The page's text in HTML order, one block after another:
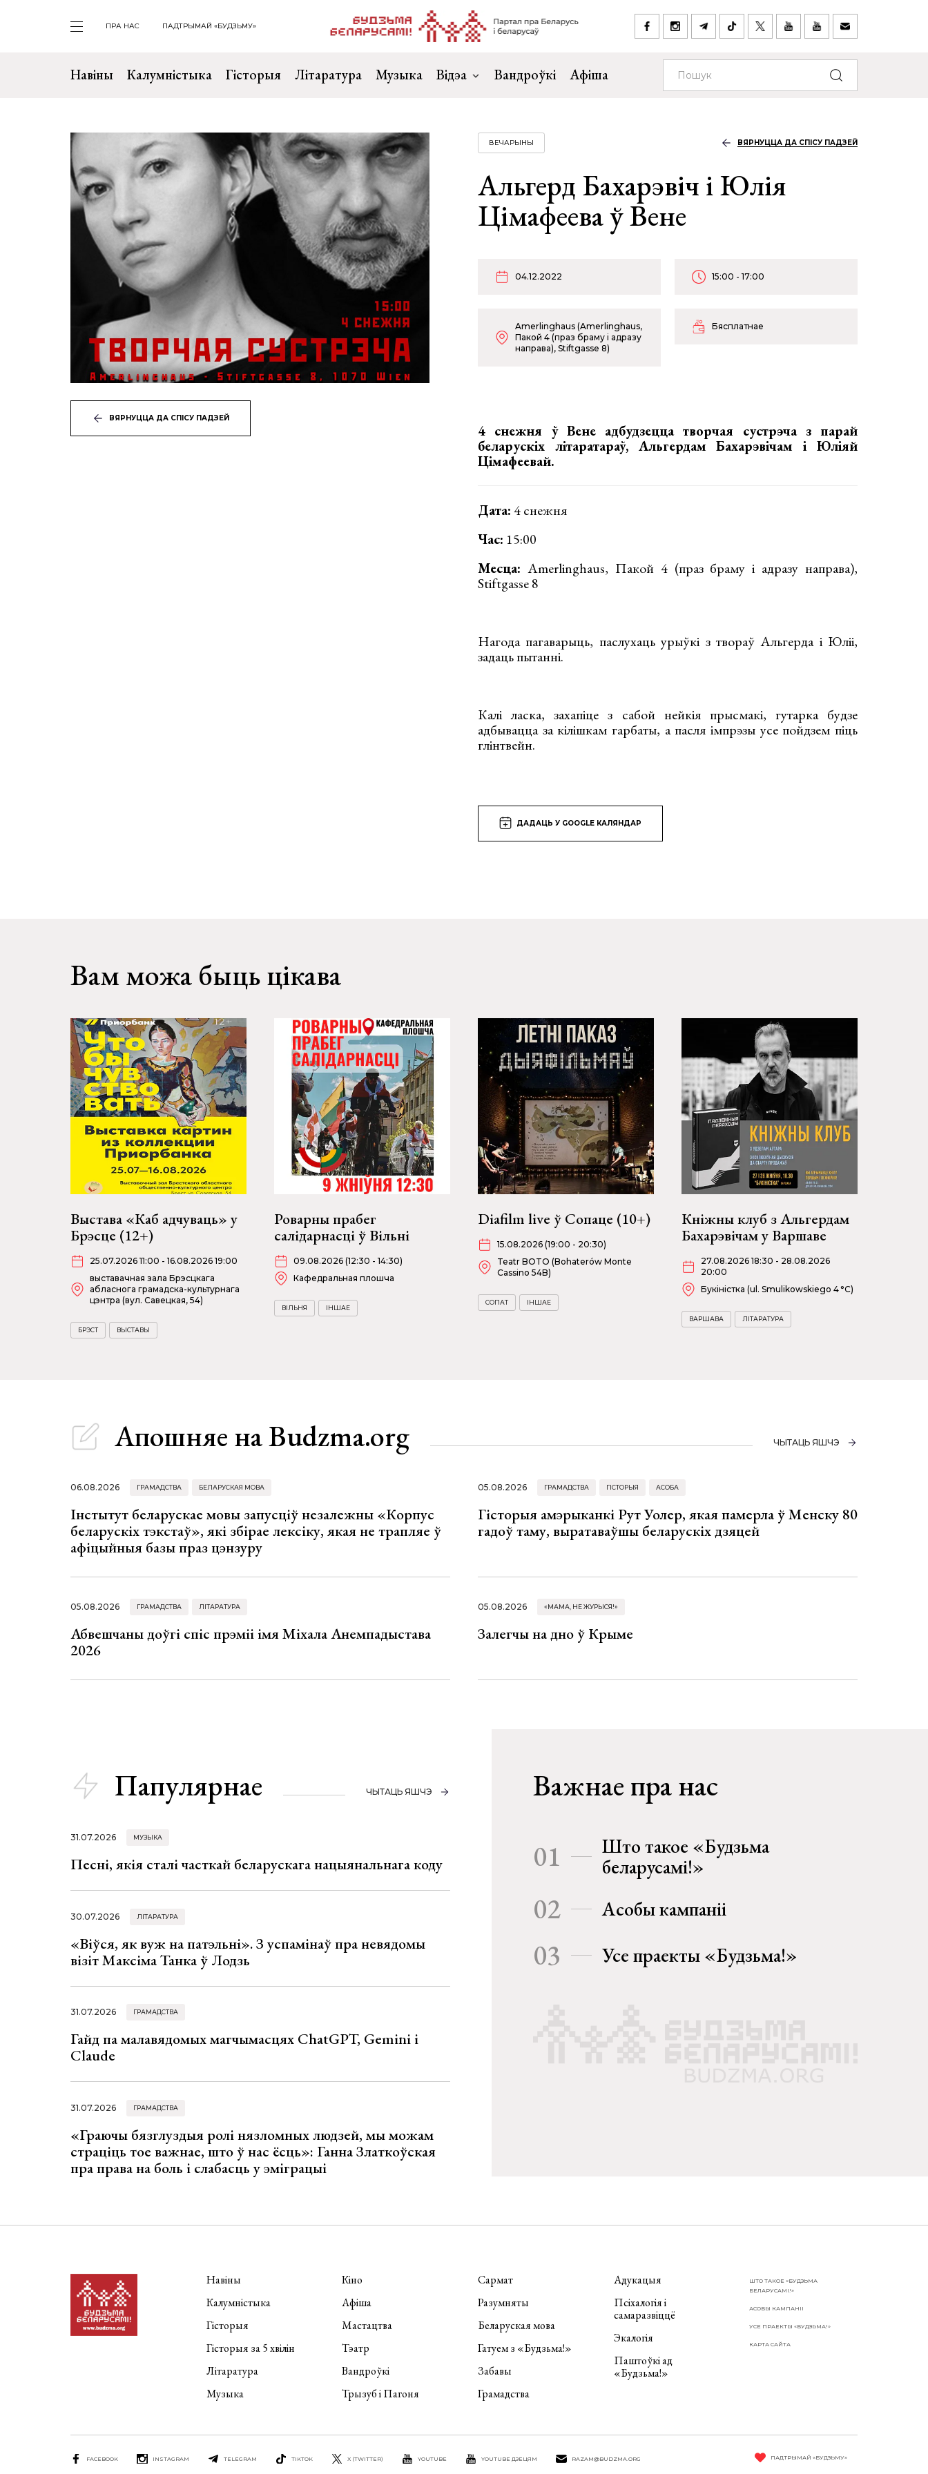
ПРА НАС ПАДТРЫМАЙ «БУДЗЬМУ»
Навіны Калумністыка Гісторыя Літаратура Музыка Відэа Вандроўкі Афіша
ВЯРНУЦЦА ДА СПІСУ ПАДЗЕЙ
ВЕЧАРЫНЫ ВЯРНУЦЦА ДА СПІСУ ПАДЗЕЙ
Альгерд Бахарэвіч і Юлія
Цімафеева ў Вене
04.12.2022 15:00 - 17:00
Amerlinghaus (Amerlinghaus,
Пакой 4 (праз браму і адразу
направа), Stiftgasse 8)
Бясплатнае
4 снежня ў Вене адбудзецца творчая сустрэча з парай
беларускіх літаратараў, Альгердам Бахарэвічам і Юліяй
Цімафеевай.
Дата:4 снежня
Час: 15:00
Месца: Amerlinghaus, Пакой 4 (праз браму і адразу направа),
Stiftgasse 8
Нагода пагаварыць, паслухаць урыўкі з твораў Альгерда і Юліі,
задаць пытанні.
Калі ласка, захапіце з сабой нейкія прысмакі, гутарка будзе
адбывацца за кілішкам гарбаты, а пасля імпрэзы усе пойдзем піць
глінтвейн.
ДАДАЦЬ У GOOGLE КАЛЯНДАР
Вам можа быць цікава
Выстава «Каб адчуваць» у
Брэсце (12+)
25.07.2026 11:00 - 16.08.2026 19:00
выставачная зала Брэсцкага
абласнога грамадска-культурнага
цэнтра (вул. Савецкая, 54)
БРЭСТ ВЫСТАВЫ
Роварны прабег
салідарнасці ў Вільні
09.08.2026 (12:30 - 14:30)
Кафедральная плошча
ВІЛЬНЯ ІНШАЕ
Diafilm live ў Сопаце (10+)
15.08.2026 (19:00 - 20:30)
Teatr BOTO (Bohaterów Monte
Cassino 54B)
СОПАТ ІНШАЕ
Кніжны клуб з Альгердам
Бахарэвічам у Варшаве
27.08.2026 18:30 - 28.08.2026
20:00
Букіністка (ul. Smulikowskiego 4 °C)
ВАРШАВА ЛІТАРАТУРА
Апошняе на Budzma.org ЧЫТАЦЬ ЯШЧЭ
06.08.2026 ГРАМАДСТВА БЕЛАРУСКАЯ МОВА
Інстытут беларускае мовы запусціў незалежны «Корпус
беларускіх тэкстаў», які збірае лексіку, якая не трапляе ў
афіцыйныя базы праз цэнзуру
05.08.2026 ГРАМАДСТВА ГІСТОРЫЯ АСОБА
Гісторыя амэрыканкі Рут Уолер, якая памерла ў Менску 80
гадоў таму, выратаваўшы беларускіх дзяцей
05.08.2026 ГРАМАДСТВА ЛІТАРАТУРА
Абвешчаны доўгі спіс прэміі імя Міхала Анемпадыстава
2026
05.08.2026 «МАМА, НЕ ЖУРЫСЯ!»
Залегчы на дно ў Крыме
Папулярнае ЧЫТАЦЬ ЯШЧЭ
31.07.2026 МУЗЫКА
Песні, якія сталі часткай беларускага нацыянальнага коду
30.07.2026 ЛІТАРАТУРА
«Віўся, як вуж на патэльні». З успамінаў пра невядомы
візіт Максіма Танка ў Лодзь
31.07.2026 ГРАМАДСТВА
Гайд па малавядомых магчымасцях ChatGPT, Gemini і
Claude
31.07.2026 ГРАМАДСТВА
«Граючы бязглуздыя ролі нязломных людзей, мы можам
страціць тое важнае, што ў нас ёсць»: Ганна Златкоўская
пра права на боль і слабасць у эміграцыі
Важнае пра нас
01
Што такое «Будзьма
беларусамі!»
02 Асобы кампаніі
03 Усе праекты «Будзьма!»
Навіны
Калумністыка
Гісторыя
Гісторыя за 5 хвілін
Літаратура
Музыка
Кіно
Афіша
Мастацтва
Тэатр
Вандроўкі
Трызуб і Пагоня
Сармат
Разумняты
Беларуская мова
Гатуем з «Будзьма!»
Забавы
Грамадства
Адукацыя
Псіхалогія і
самаразвіццё
Экалогія
Паштоўкі ад
«Будзьма!»
ШТО ТАКОЕ «БУДЗЬМА
БЕЛАРУСАМІ!»
АСОБЫ КАМПАНІІ
УСЕ ПРАЕКТЫ «БУДЗЬМА!»
КАРТА САЙТА
FACEBOOK INSTAGRAM TELEGRAM TIKTOK X (TWITTER) YOUTUBE YOUTUBE ДЗЕЦЯМ RAZAM@BUDZMA.ORG ПАДТРЫМАЙ «БУДЗЬМУ»